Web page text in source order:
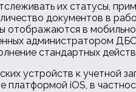
их статусы,
документов в
отображаются в
администратором
стандартных
устройств к учетной
платформой iOS, в